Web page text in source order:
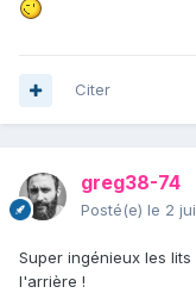
Citer
greg38-74
Posté(e) le 2
Super ingénieux les
l'arrière !